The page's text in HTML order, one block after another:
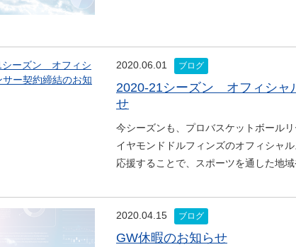
2020.06.01 ブログ
2020-21シーズン オフィシャ
せ
今シーズンも、プロバスケットボール
イヤモンドドルフィンズのオフィシャ
応援することで、スポーツを通した地
2020.04.15 ブログ
GW休暇のお知らせ